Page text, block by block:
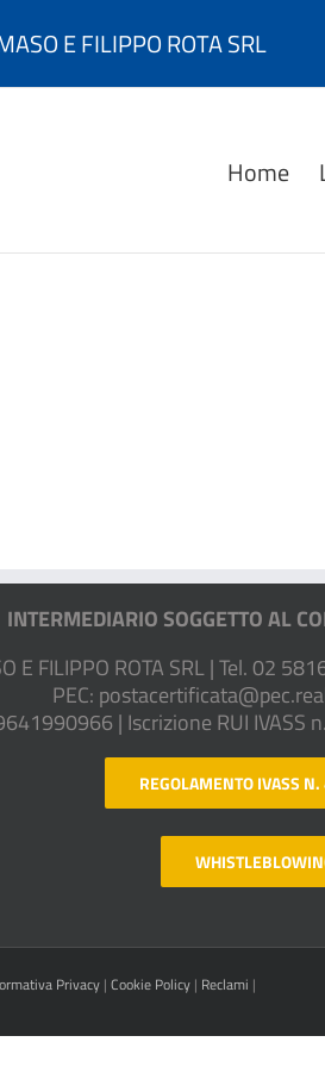
E FILIPPO ROTA SRL
Home
INTERMEDIARIO SOGGETTO AL
E FILIPPO ROTA SRL | Tel. 02
PEC:
| Iscrizione RUI IVASS
REGOLAMENTO IVASS
Privacy | Cookie Policy | Reclami |